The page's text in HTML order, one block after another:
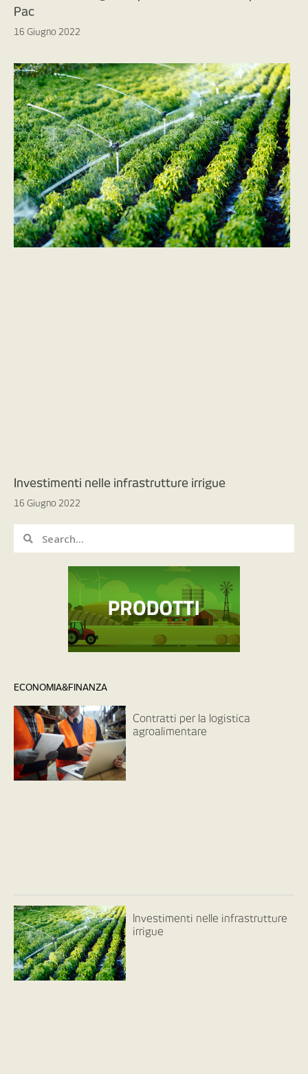
Pac
16 Giugno 2022
Investimenti nelle infrastrutture irrigue
16 Giugno 2022
ECONOMIA&FINANZA
Contratti per la logistica
agroalimentare
Investimenti nelle infrastrutture
irrigue